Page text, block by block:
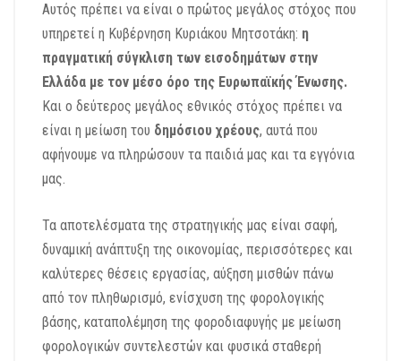
Αυτός πρέπει να είναι ο πρώτος μεγάλος στόχος που
υπηρετεί η Κυβέρνηση Κυριάκου Μητσοτάκη: η
πραγματική σύγκλιση των εισοδημάτων στην
Ελλάδα με τον μέσο όρο της Ευρωπαϊκής Ένωσης.
Και ο δεύτερος μεγάλος εθνικός στόχος πρέπει να
είναι η μείωση του δημόσιου χρέους, αυτά που
αφήνουμε να πληρώσουν τα παιδιά μας και τα εγγόνια
μας.
Τα αποτελέσματα της στρατηγικής μας είναι σαφή,
δυναμική ανάπτυξη της οικονομίας, περισσότερες και
καλύτερες θέσεις εργασίας, αύξηση μισθών πάνω
από τον πληθωρισμό, ενίσχυση της φορολογικής
βάσης, καταπολέμηση της φοροδιαφυγής με μείωση
φορολογικών συντελεστών και φυσικά σταθερή